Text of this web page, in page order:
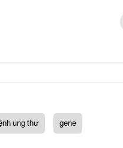
ung thư gene